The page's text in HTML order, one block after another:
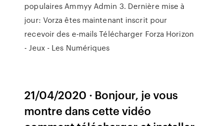
populaires Ammyy Admin 3. Dernière mise à
jour: Vorza êtes maintenant inscrit pour
recevoir des e-mails Télécharger Forza Horizon
- Jeux - Les Numériques
21/04/2020 · Bonjour, je vous
montre dans cette vidéo